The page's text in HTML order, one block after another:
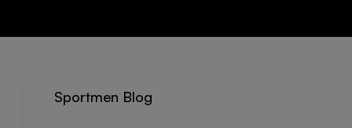
Sportmen Blog